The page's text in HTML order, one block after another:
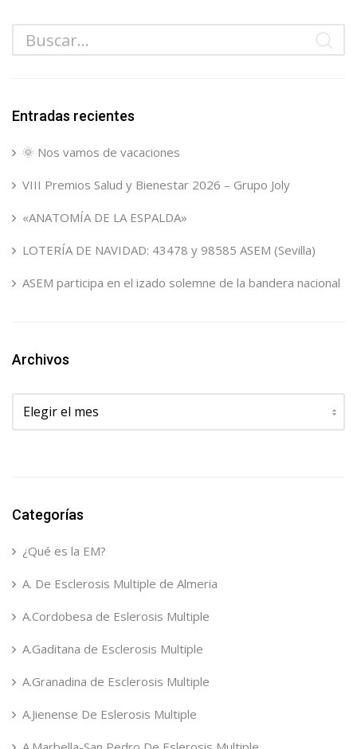
Entradas recientes
🌞 Nos vamos de vacaciones
VIII Premios Salud y Bienestar 2026 – Grupo Joly
«ANATOMÍA DE LA ESPALDA»
LOTERÍA DE NAVIDAD: 43478 y 98585 ASEM (Sevilla)
ASEM participa en el izado solemne de la bandera nacional
Archivos
Archivos
Categorías
¿Qué es la EM?
A. De Esclerosis Multiple de Almeria
A.Cordobesa de Eslerosis Multiple
A.Gaditana de Esclerosis Multiple
A.Granadina de Esclerosis Multiple
A.Jienense De Eslerosis Multiple